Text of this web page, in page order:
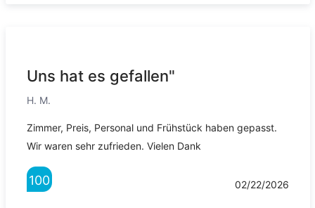
Uns hat es gefallen"
H. M.
Zimmer, Preis, Personal und Frühstück haben gepasst.
Wir waren sehr zufrieden. Vielen Dank
100 02/22/2026